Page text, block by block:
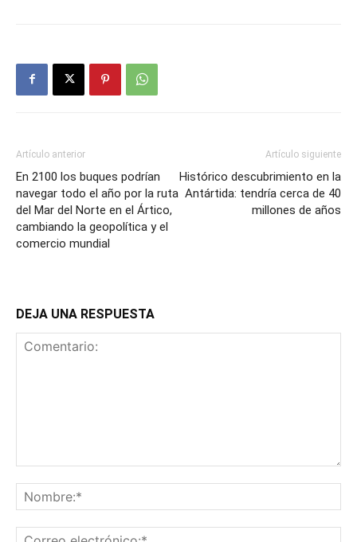
Artículo anterior
En 2100 los buques podrían
navegar todo el año por la ruta
del Mar del Norte en el Ártico,
cambiando la geopolítica y el
comercio mundial
Artículo siguiente
Histórico descubrimiento en la
Antártida: tendría cerca de 40
millones de años
DEJA UNA RESPUESTA